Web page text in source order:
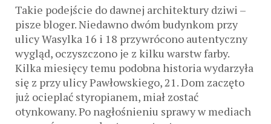
Takie podejście do dawnej architektury dziwi –
pisze bloger. Niedawno dwóm budynkom przy
ulicy Wasylka 16 i 18 przywrócono autentyczny
wygląd, oczyszczono je z kilku warstw farby.
Kilka miesięcy temu podobna historia wydarzyła
się z przy ulicy Pawłowskiego, 21. Dom zaczęto
już ocieplać styropianem, miał zostać
otynkowany. Po nagłośnieniu sprawy w mediach